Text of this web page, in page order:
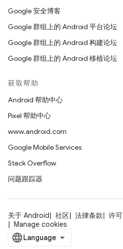
Google 安全博客
Google 群组上的 Android 平台论坛
Google 群组上的 Android 构建论坛
Google 群组上的 Android 移植论坛
获取帮助
Android 帮助中心
Pixel 帮助中心
www.android.com
Google Mobile Services
Stack Overflow
问题跟踪器
关于 Android 社区 法律条款 许可
Manage cookies